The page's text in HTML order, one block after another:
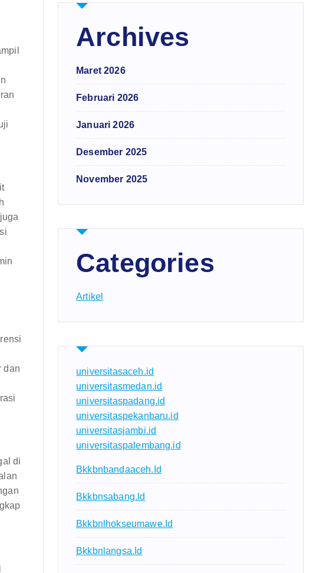
dan
di
Archives
Maret 2026
Februari 2026
Januari 2026
Desember 2025
November 2025
Categories
Artikel
universitasaceh.id
universitasmedan.id
universitaspadang.id
universitaspekanbaru.id
universitasjambi.id
universitaspalembang.id
Bkkbnbandaaceh.id
Bkkbnsabang.id
Bkkbnlhokseumawe.id
Bkkbnlangsa.id